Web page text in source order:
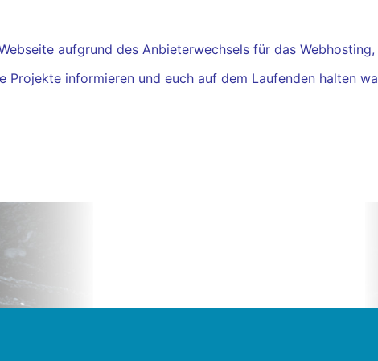
aufgrund des Anbieterwechsels für das
informieren und euch auf dem Laufenden halten